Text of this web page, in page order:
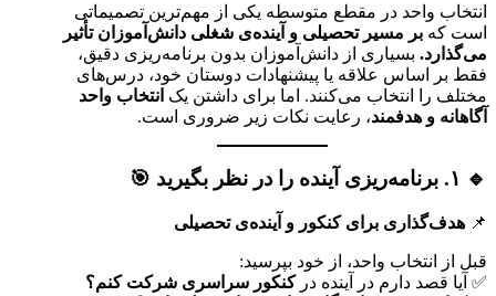
انتخاب واحد در مقطع متوسطه یکی از مهم‌ترین تصمیماتی
است که بر مسیر تحصیلی و آینده‌ی شغلی دانش‌آموزان تأثیر
می‌گذارد. بسیاری از دانش‌آموزان بدون برنامه‌ریزی دقیق،
فقط بر اساس علاقه یا پیشنهادات دوستان خود، درس‌های
مختلف را انتخاب می‌کنند. اما برای داشتن یک انتخاب واحد
آگاهانه و هدفمند، رعایت نکات زیر ضروری است.
🔹 ۱. برنامه‌ریزی آینده را در نظر بگیرید 🎯
📌 هدف‌گذاری برای کنکور و آینده‌ی تحصیلی
قبل از انتخاب واحد، از خود بپرسید:
✅ آیا قصد دارم در آینده درکنکور سراسری شرکت کنم؟